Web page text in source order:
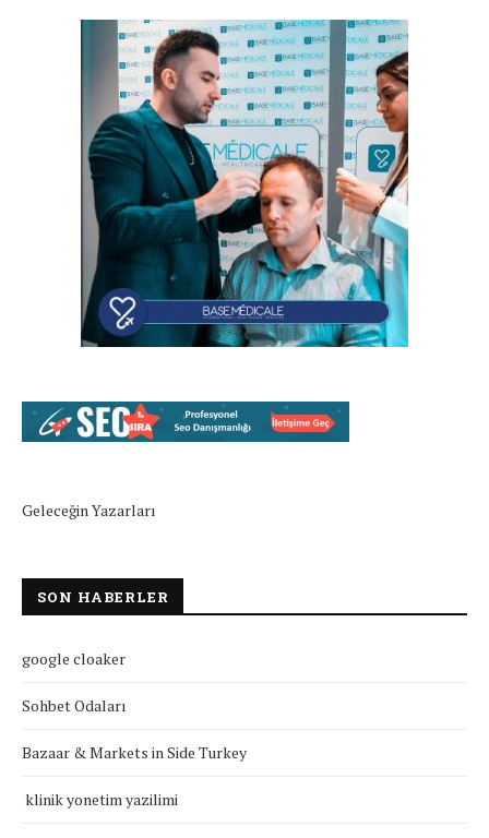
Geleceğin Yazarları
SON HABERLER
google cloaker
Sohbet Odaları
Bazaar & Markets in Side Turkey
klinik yonetim yazilimi